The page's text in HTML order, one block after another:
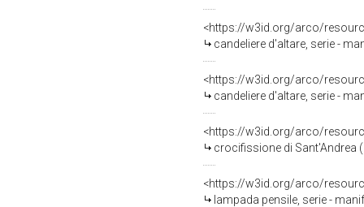
<https://w3id.org/arco/
candeliere d'altare, serie -
<https://w3id.org/arco/
candeliere d'altare, serie -
<https://w3id.org/arco/
crocifissione di Sant'Andrea
<https://w3id.org/arco/
lampada pensile, serie -